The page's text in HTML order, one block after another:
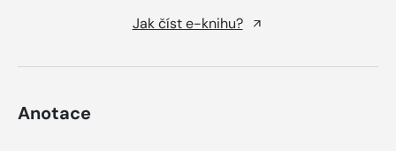
Jak číst e-knihu?
Anotace